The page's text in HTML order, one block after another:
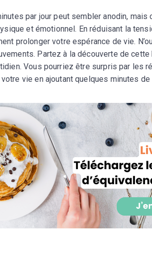
par jour peut sembler anodin,
et émotionnel. En réduisant la
prolonger votre espérance de vie.
Partez à la découverte de
Vous pourriez être surpris par les
vie en ajoutant quelques minutes de